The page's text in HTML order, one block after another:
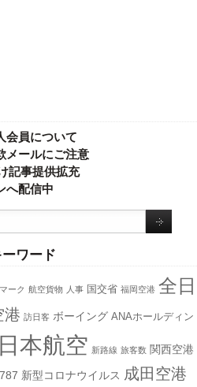
会員について
メールにご注意
記事提供拡充
へ配信中
ワード
ーク 航空貨物 人事 国交省 福岡空港 全日
港 訪日客 ボーイング ANAホールディン
日本航空 新路線 旅客数 関西空港
787 新型コロナウイルス 成田空港